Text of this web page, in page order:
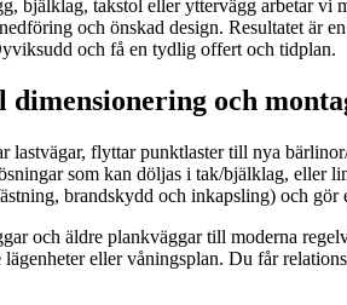
bjälklag, takstol eller yttervägg arbetar vi
och önskad design. Resultatet är
och få en tydlig offert och tidplan.
och
flyttar punktlaster till nya
som kan döljas i tak/bjälklag,
brandskydd och inkapsling) och gör
och äldre plankväggar till moderna
eller våningsplan. Du får